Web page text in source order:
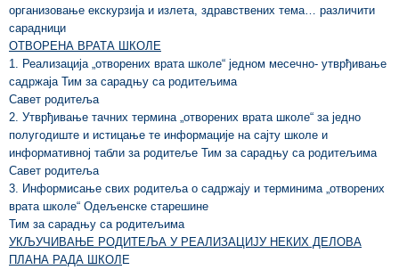
организовање екскурзија и излета, здравствених тема… различити
сарадници
ОТВОРЕНА ВРАТА ШКОЛЕ
1. Реализација „отворених врата школе“ једном месечно- утврђивање
садржаја Тим за сарадњу са родитељима
Савет родитеља
2. Утврђивање тачних термина „отворених врата школе“ за једно
полугодиште и истицање те информације на сајту школе и
информативној табли за родитеље Тим за сарадњу са родитељима
Савет родитеља
3. Информисање свих родитеља о садржају и терминима „отворених
врата школе“ Одељенске старешине
Тим за сарадњу са родитељима
УКЉУЧИВАЊЕ РОДИТЕЉА У РЕАЛИЗАЦИЈУ НЕКИХ ДЕЛОВА
ПЛАНА РАДА ШКОЛ Е